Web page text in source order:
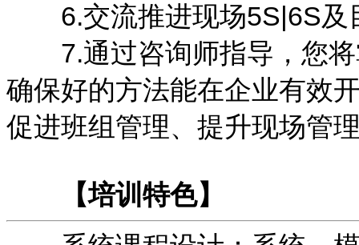
6.交流推进现场5S|6S及
7.通过咨询师指导，您将
确保好的方法能在企业有效
促进班组管理、提升现场管
【培训特色】